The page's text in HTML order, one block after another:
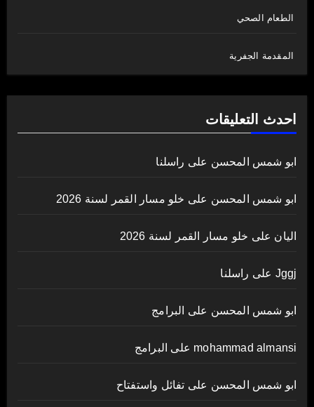
الطعام الصحي
المقدمة الجفرية
احدث التعليقات
ابو شمس المحسن على راسلنا
ابو شمس المحسن على خلو مسار القمر لسنة 2026
اليان على خلو مسار القمر لسنة 2026
Jggj على راسلنا
ابو شمس المحسن على البرامج
mohammad almansi على البرامج
ابو شمس المحسن على تفائل واستفتاح